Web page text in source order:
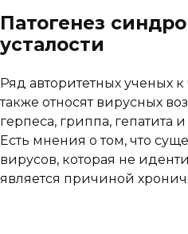
Патогенез
усталости
Ряд авторитетных ученых
также относят вирусных
герпеса, гриппа, гепатита
Есть мнения о том, что
вирусов, которая не
является причиной